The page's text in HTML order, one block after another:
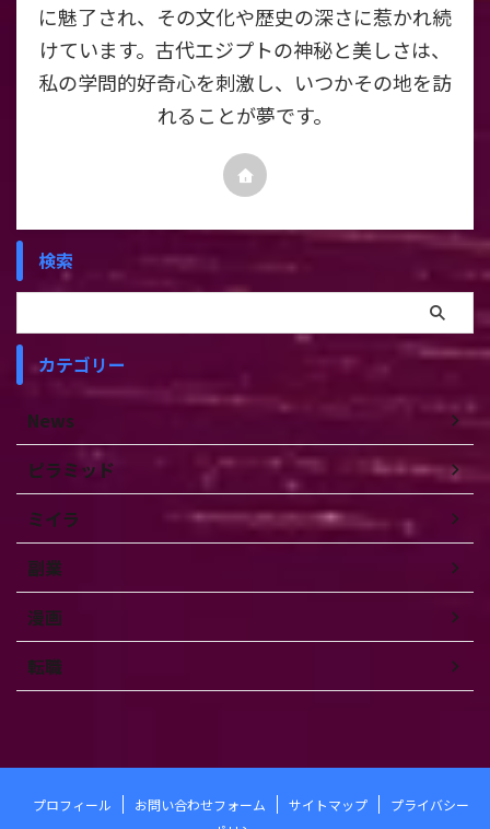
に魅了され、その文化や歴史の深さに惹かれ続
けています。古代エジプトの神秘と美しさは、
私の学問的好奇心を刺激し、いつかその地を訪
れることが夢です。
検索
カテゴリー
News
ピラミッド
ミイラ
副業
漫画
転職
プロフィール お問い合わせフォーム サイトマップ
プライバシー